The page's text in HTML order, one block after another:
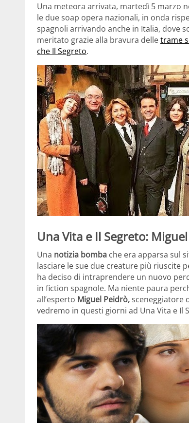
Una meteora arrivata, martedì 5 marzo
le due soap opera nazionali, in onda
spagnoli arrivando anche in Italia, dove
meritato grazie alla bravura delletrame
che Il Segreto.
Una Vita e Il Segreto:
Una notizia bomba che era apparsa sul
lasciare le sue due creature più riuscite
ha deciso di intraprendere un nuovo
in fiction spagnole. Ma niente paura
all’esperto Miguel Peidrò,sceneggiatore
vedremo in questi giorni ad Una Vita e Il